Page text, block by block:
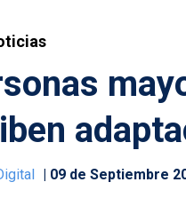
09 de Septiembre